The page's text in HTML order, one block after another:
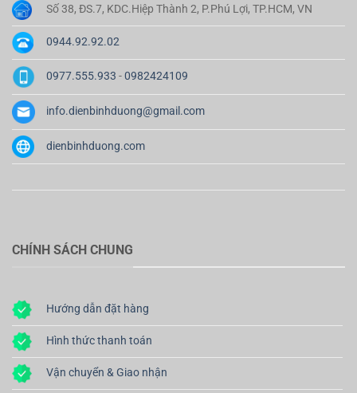
Số 38, ĐS.7, KDC.Hiệp Thành 2, P.Phú Lợi, TP.HCM, VN
0944.92.92.02
0977.555.933 -0982424109
info.dienbinhduong@gmail.com
dienbinhduong.com
CHÍNH SÁCH CHUNG
Hướng dẫn đặt hàng
Hình thức thanh toán
Vận chuyển & Giao nhận